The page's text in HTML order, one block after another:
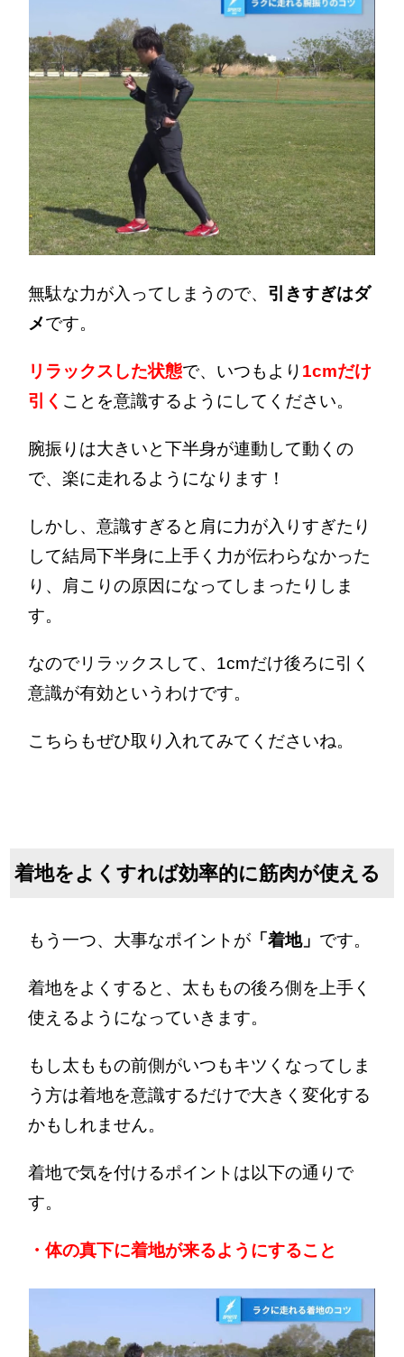
無駄な力が入ってしまうので、 引きすぎはダ
メです。
リラックスした状態で、いつもより 1cmだけ
引く ことを意識するようにしてください。
腕振りは大きいと下半身が連動して動くの
で、楽に走れるようになります！
しかし、意識すぎると肩に力が入りすぎたり
して結局下半身に上手く力が伝わらなかった
り、肩こりの原因になってしまったりしま
す。
なのでリラックスして、1cmだけ後ろに引く
意識が有効というわけです。
こちらもぜひ取り入れてみてくださいね。
着地をよくすれば効率的に筋肉が使える
もう一つ、大事なポイントが 「着地」 です。
着地をよくすると、太ももの後ろ側を上手く
使えるようになっていきます。
もし太ももの前側がいつもキツくなってしま
う方は着地を意識するだけで大きく変化する
かもしれません。
着地で気を付けるポイントは以下の通りで
す。
・体の真下に着地が来るようにすること